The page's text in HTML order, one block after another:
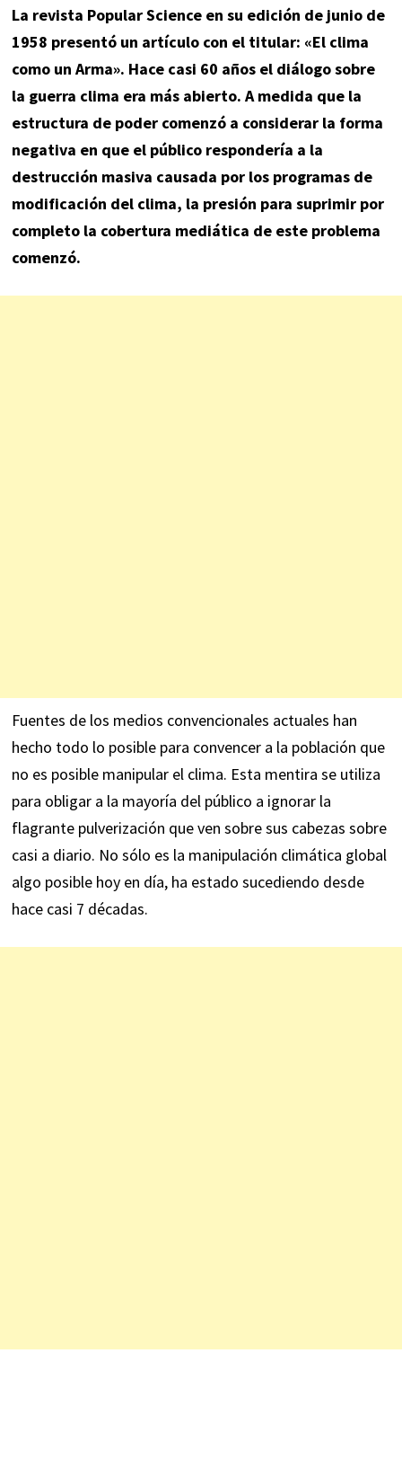
La revista Popular Science en su edición de junio de
1958 presentó un artículo con el titular: «El clima
como un Arma». Hace casi 60 años el diálogo sobre
la guerra clima era más abierto. A medida que la
estructura de poder comenzó a considerar la forma
negativa en que el público respondería a la
destrucción masiva causada por los programas de
modificación del clima, la presión para suprimir por
completo la cobertura mediática de este problema
comenzó.
Fuentes de los medios convencionales actuales han
hecho todo lo posible para convencer a la población que
no es posible manipular el clima. Esta mentira se utiliza
para obligar a la mayoría del público a ignorar la
flagrante pulverización que ven sobre sus cabezas sobre
casi a diario. No sólo es la manipulación climática global
algo posible hoy en día, ha estado sucediendo desde
hace casi 7 décadas.